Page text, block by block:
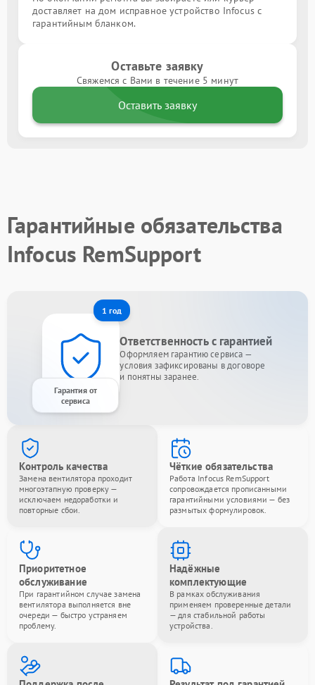
доставляет на дом исправное устройство Infocus с
гарантийным бланком.
Оставьте заявку
Свяжемся с Вами в течение 5 минут
Оставить заявку
Гарантийные обязательства
Infocus RemSupport
1 год
Гарантия от
сервиса
Ответственность с гарантией
Оформляем гарантию сервиса —
условия зафиксированы в договоре
и понятны заранее.
Контроль качества
Замена вентилятора проходит
многоэтапную проверку —
исключаем недоработки и
повторные сбои.
Чёткие обязательства
Работа Infocus RemSupport
сопровождается прописанными
гарантийными условиями — без
размытых формулировок.
Приоритетное
обслуживание
При гарантийном случае замена
вентилятора выполняется вне
очереди — быстро устраняем
проблему.
Надёжные
комплектующие
В рамках обслуживания
применяем проверенные детали
— для стабильной работы
устройства.